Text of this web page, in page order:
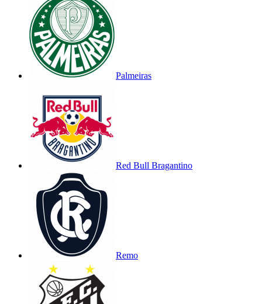
Palmeiras
Red Bull Bragantino
Remo